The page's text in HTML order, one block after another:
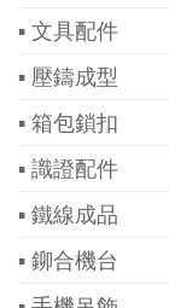
▪ 文具配件
▪ 壓鑄成型
▪ 箱包鎖扣
▪ 識證配件
▪ 鐵線成品
▪ 鉚合機台